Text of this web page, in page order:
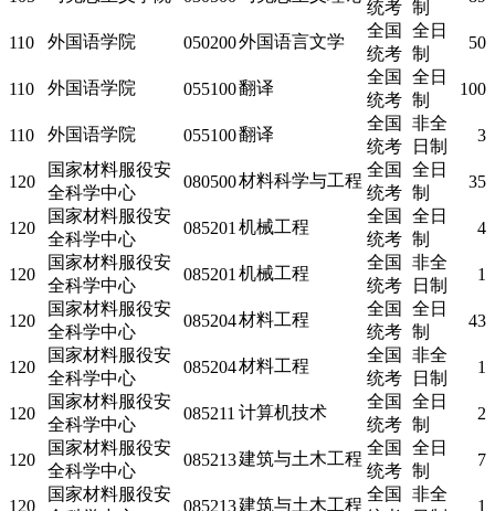
统考 制
110 外国语学院 050200外国语言文学
全国
统考
全日
制
50
110 外国语学院 055100翻译
全国
统考
全日
制
100
110 外国语学院 055100翻译
全国
统考
非全
日制
3
120
国家材料服役安
全科学中心
080500材料科学与工程
全国
统考
全日
制
35
120
国家材料服役安
全科学中心
085201 机械工程
全国
统考
全日
制
4
120
国家材料服役安
全科学中心
085201 机械工程
全国
统考
非全
日制
1
120
国家材料服役安
全科学中心
085204材料工程
全国
统考
全日
制
43
120
国家材料服役安
全科学中心
085204材料工程
全国
统考
非全
日制
1
120
国家材料服役安
全科学中心
085211 计算机技术
全国
统考
全日
制
2
120
国家材料服役安
全科学中心
085213建筑与土木工程
全国
统考
全日
制
7
120
国家材料服役安
085213建筑与土木工程
全国
非全
1